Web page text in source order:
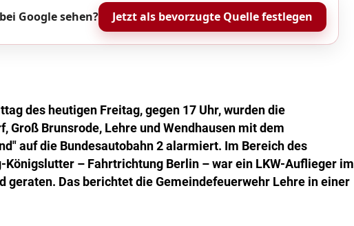
Google sehen? Jetzt als bevorzugte Quelle festlegen
des heutigen Freitag, gegen 17 Uhr, wurden die
Groß Brunsrode, Lehre und Wendhausen mit dem
auf die Bundesautobahn 2 alarmiert. Im Bereich des
– Fahrtrichtung Berlin – war ein LKW-Auflieger im
geraten. Das berichtet die Gemeindefeuerwehr Lehre in einer